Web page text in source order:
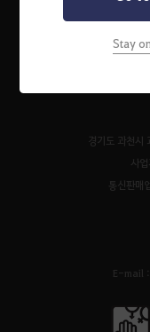
Stay
펄어비스 서비스 이용약관
청소년 보호 정책
경기도 과천시
사
통신판매
E-mail